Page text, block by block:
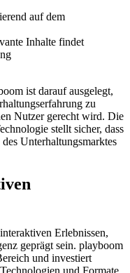
auf dem
Inhalte findet
ist darauf ausgelegt,
zu
Nutzer gerecht wird. Die
stellt sicher, dass
Unterhaltungsmarktes
Erlebnissen,
geprägt sein. playboom
und investiert
und Formate.